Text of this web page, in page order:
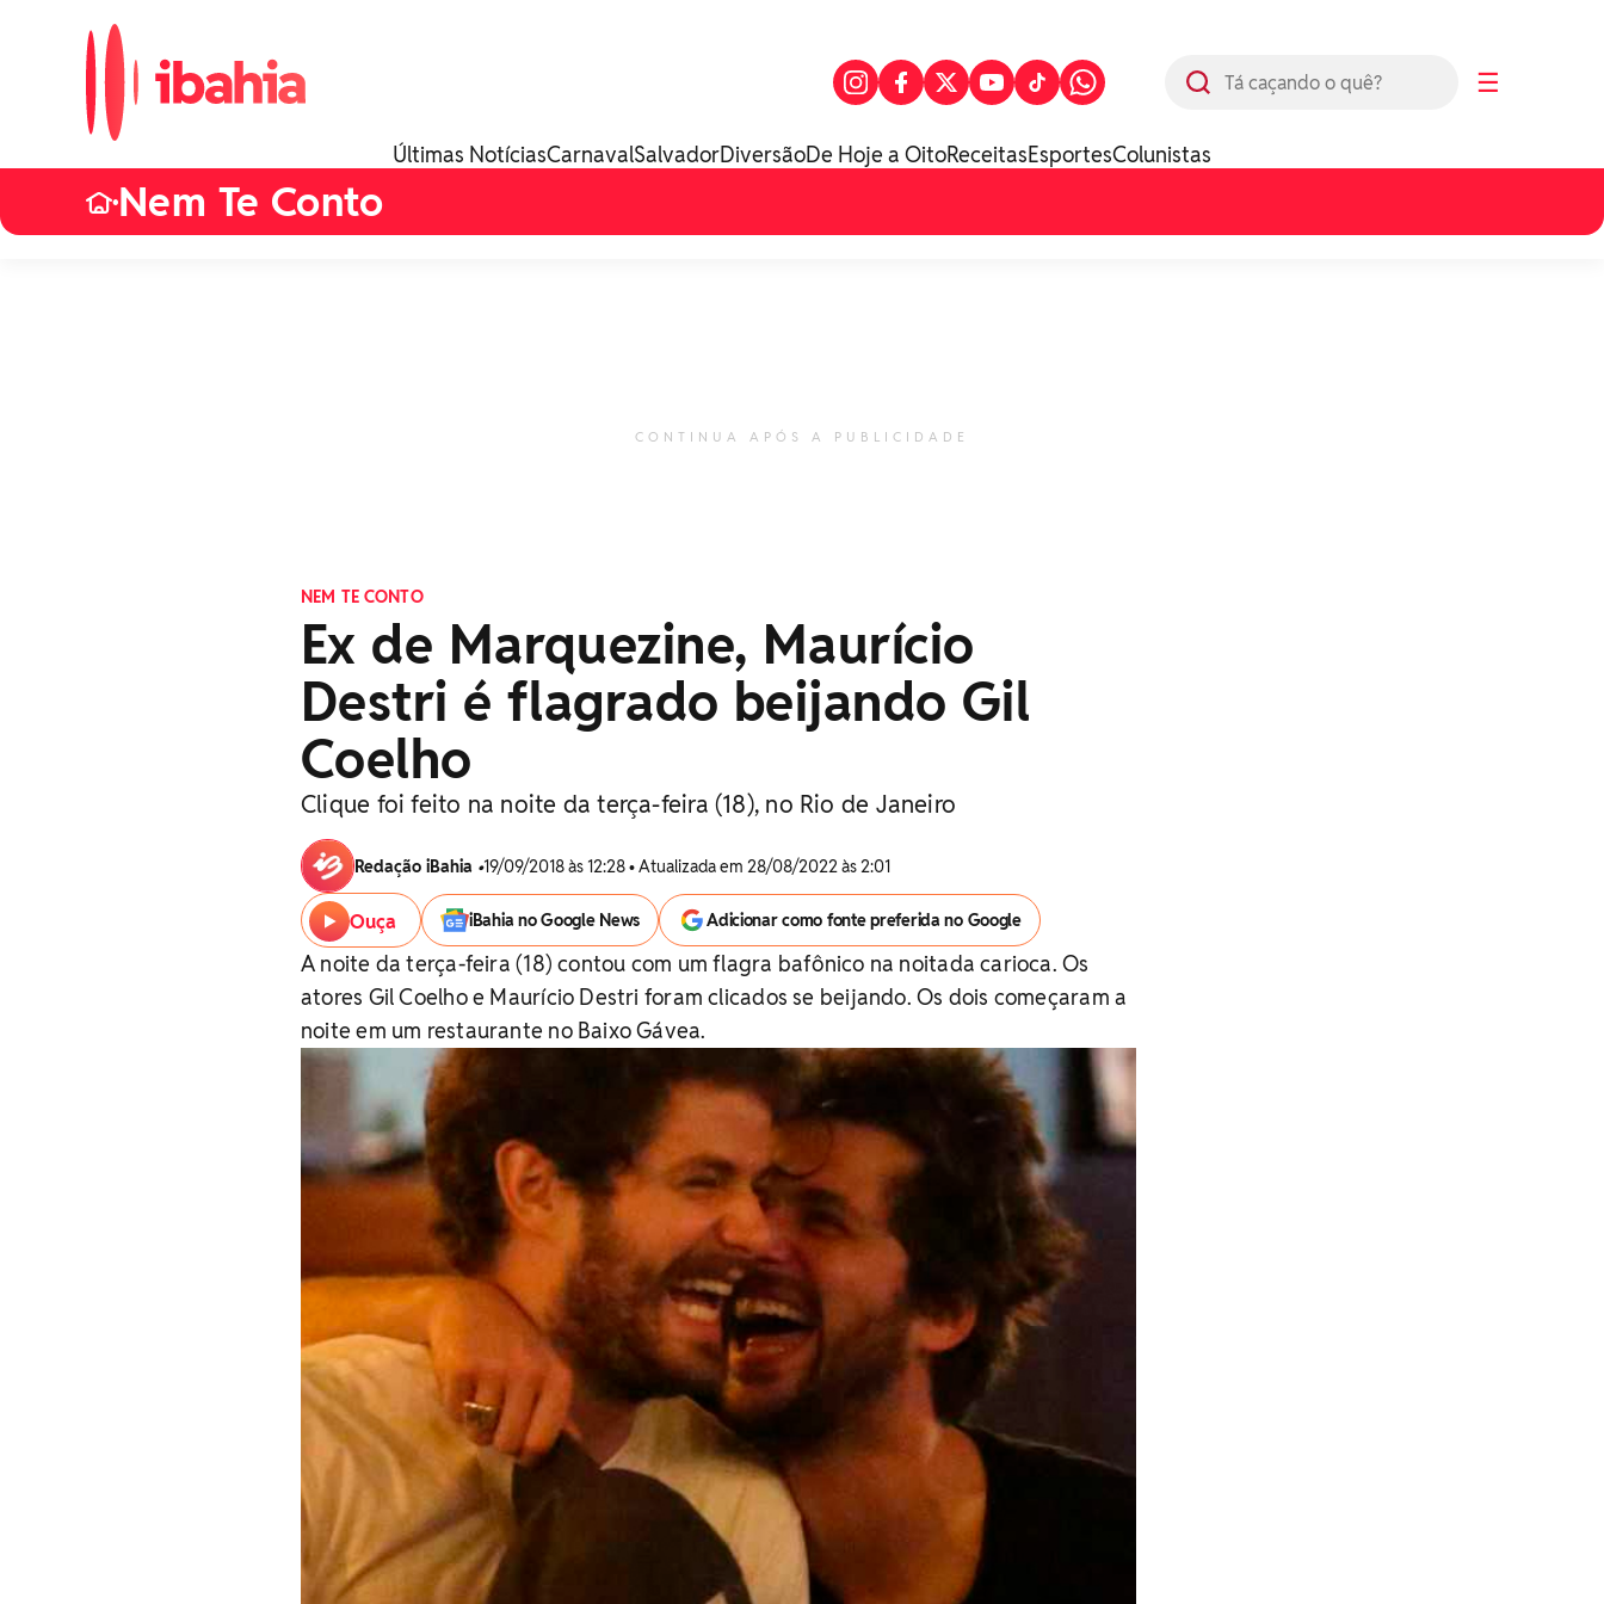
☰
Últimas NotíciasCarnavalSalvadorDiversãoDe Hoje a OitoReceitasEsportesColunistas
•Nem Te Conto
CONTINUA APÓS A PUBLICIDADE
NEM TE CONTO
Ex de Marquezine, Maurício
Destri é flagrado beijando Gil
Coelho
Clique foi feito na noite da terça-feira (18), no Rio de Janeiro
Redação iBahia •19/09/2018 às 12:28 • Atualizada em 28/08/2022 às 2:01
Ouça iBahia no Google News Adicionar como fonte preferida no Google
A noite da terça-feira (18) contou com um flagra bafônico na noitada carioca. Os
atores Gil Coelho e Maurício Destri foram clicados se beijando. Os dois começaram a
noite em um restaurante no Baixo Gávea.